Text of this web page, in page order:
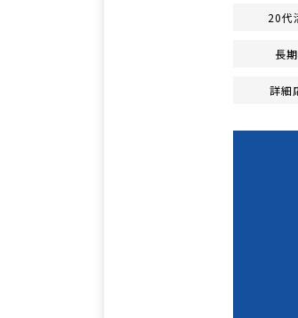
20代
長
詳細